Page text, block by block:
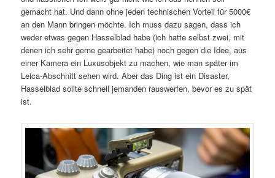
gemacht hat. Und dann ohne jeden technischen Vorteil für 5000€
an den Mann bringen möchte. Ich muss dazu sagen, dass ich
weder etwas gegen Hasselblad habe (ich hatte selbst zwei, mit
denen ich sehr gerne gearbeitet habe) noch gegen die Idee, aus
einer Kamera ein Luxusobjekt zu machen, wie man später im
Leica-Abschnitt sehen wird. Aber das Ding ist ein Disaster,
Hasselblad sollte schnell jemanden rauswerfen, bevor es zu spät
ist.